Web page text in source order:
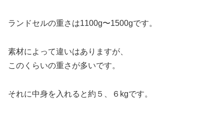
ランドセルの重さは1100g〜1500gです。
素材によって違いはありますが、
このくらいの重さが多いです。
それに中身を入れると約５、６kgです。